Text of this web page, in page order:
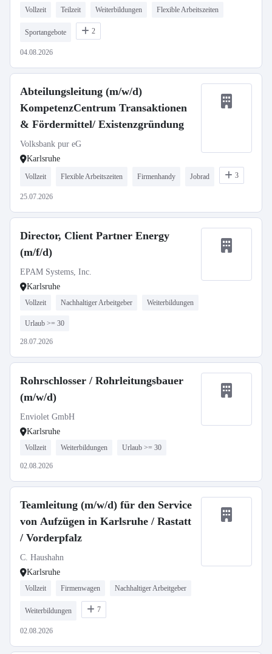
Vollzeit Teilzeit Weiterbildungen Flexible Arbeitszeiten
Sportangebote 2
04.08.2026
Abteilungsleitung (m/w/d)
KompetenzCentrum Transaktionen
& Fördermittel/ Existenzgründung
Volksbank pur eG
Karlsruhe
Vollzeit Flexible Arbeitszeiten Firmenhandy Jobrad 3
25.07.2026
Director, Client Partner Energy
(m/f/d)
EPAM Systems, Inc.
Karlsruhe
Vollzeit Nachhaltiger Arbeitgeber Weiterbildungen
Urlaub >= 30
28.07.2026
Rohrschlosser / Rohrleitungsbauer
(m/w/d)
Enviolet GmbH
Karlsruhe
Vollzeit Weiterbildungen Urlaub >= 30
02.08.2026
Teamleitung (m/w/d) für den Service
von Aufzügen in Karlsruhe / Rastatt
/ Vorderpfalz
C. Haushahn
Karlsruhe
Vollzeit Firmenwagen Nachhaltiger Arbeitgeber
Weiterbildungen 7
02.08.2026